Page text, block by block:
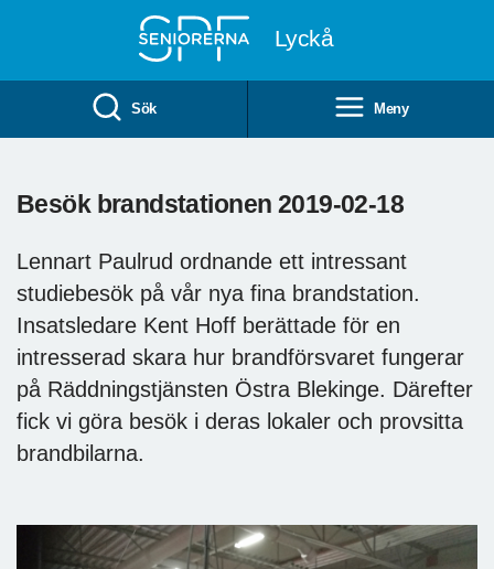
Lyckå
Sök Meny
Besök brandstationen 2019-02-18
Lennart Paulrud ordnande ett intressant
studiebesök på vår nya fina brandstation.
Insatsledare Kent Hoff berättade för en
intresserad skara hur brandförsvaret fungerar
på Räddningstjänsten Östra Blekinge. Därefter
fick vi göra besök i deras lokaler och provsitta
brandbilarna.